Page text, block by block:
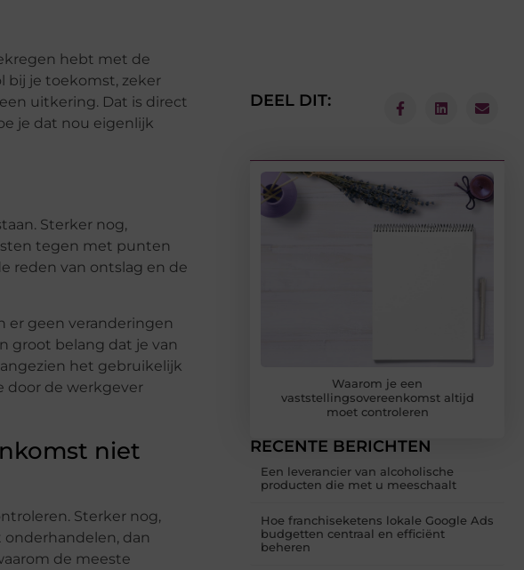
hebt met de
bij je toekomst, zeker
uitkering. Dat is direct
je dat nou eigenlijk
Sterker nog,
tegen met punten
reden van ontslag en de
er geen veranderingen
groot belang dat je van
het gebruikelijk
door de werkgever
niet
Sterker nog,
dan
de meeste
DEEL DIT:
Waarom je een
vaststellingsovereenkomst altijd
moet controleren
RECENTE BERICHTEN
Een leverancier van alcoholische
producten die met u meeschaalt
Hoe franchiseketens lokale Google Ads
budgetten centraal en efficiënt
beheren